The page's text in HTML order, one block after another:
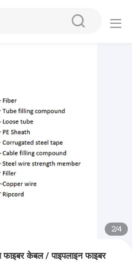
2/4
केबल / पाइपलाइन फाइबर